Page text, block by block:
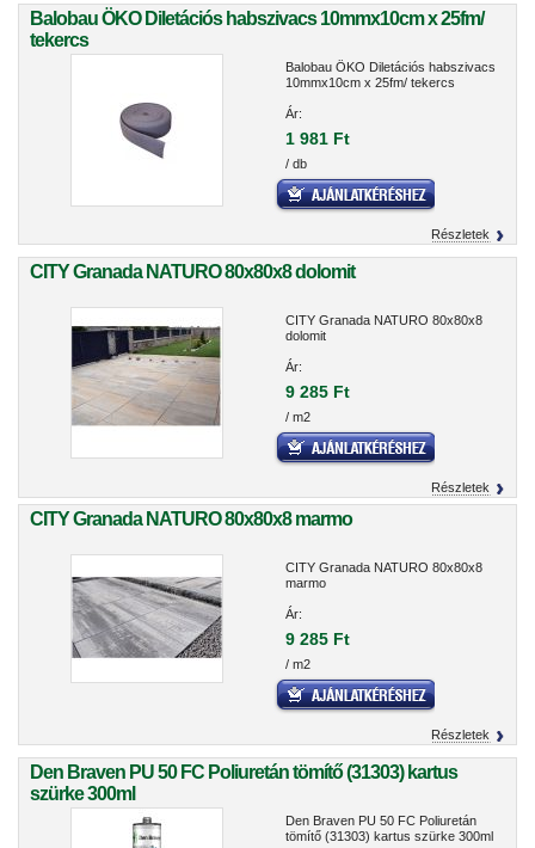
Balobau ÖKO Diletációs habszivacs 10mmx10cm x 25fm/
tekercs
Balobau ÖKO Diletációs habszivacs
10mmx10cm x 25fm/ tekercs
Ár:
1 981 Ft
/ db
Részletek
CITY Granada NATURO 80x80x8 dolomit
CITY Granada NATURO 80x80x8
dolomit
Ár:
9 285 Ft
/ m2
Részletek
CITY Granada NATURO 80x80x8 marmo
CITY Granada NATURO 80x80x8
marmo
Ár:
9 285 Ft
/ m2
Részletek
Den Braven PU 50 FC Poliuretán tömítő (31303) kartus
szürke 300ml
Den Braven PU 50 FC Poliuretán
tömítő (31303) kartus szürke 300ml